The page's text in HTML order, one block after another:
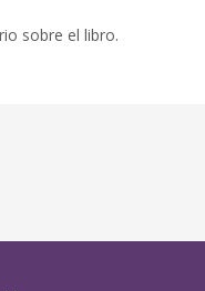
sobre el libro.